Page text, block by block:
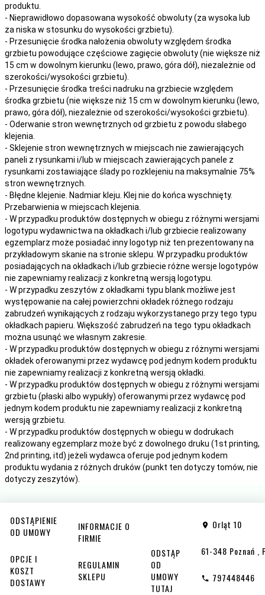
produktu.
- Nieprawidłowo dopasowana wysokość obwoluty (za wysoka lub
za niska w stosunku do wysokości grzbietu).
- Przesunięcie środka nałożenia obwoluty względem środka
grzbietu powodujące częściowe zagięcie obwoluty (nie większe niż
15 cm w dowolnym kierunku (lewo, prawo, góra dół), niezależnie od
szerokości/wysokości grzbietu).
- Przesunięcie środka treści nadruku na grzbiecie względem
środka grzbietu (nie większe niż 15 cm w dowolnym kierunku (lewo,
prawo, góra dół), niezależnie od szerokości/wysokości grzbietu).
- Oderwanie stron wewnętrznych od grzbietu z powodu słabego
klejenia.
- Sklejenie stron wewnętrznych w miejscach nie zawierających
paneli z rysunkami i/lub w miejscach zawierających panele z
rysunkami zostawiające ślady po rozklejeniu na maksymalnie 75%
stron wewnętrznych.
- Błędne klejenie. Nadmiar kleju. Klej nie do końca wyschnięty.
Przebarwienia w miejscach klejenia.
- W przypadku produktów dostępnych w obiegu z różnymi wersjami
logotypu wydawnictwa na okładkach i/lub grzbiecie realizowany
egzemplarz może posiadać inny logotyp niż ten prezentowany na
przykładowym skanie na stronie sklepu. W przypadku produktów
posiadających na okładkach i/lub grzbiecie różne wersje logotypów
nie zapewniamy realizacji z konkretną wersją logotypu.
- W przypadku zeszytów z okładkami typu blank możliwe jest
występowanie na całej powierzchni okładek różnego rodzaju
zabrudzeń wynikających z rodzaju wykorzystanego przy tego typu
okładkach papieru. Większość zabrudzeń na tego typu okładkach
można usunąć we własnym zakresie.
- W przypadku produktów dostępnych w obiegu z różnymi wersjami
okładek oferowanymi przez wydawcę pod jednym kodem produktu
nie zapewniamy realizacji z konkretną wersją okładki.
- W przypadku produktów dostępnych w obiegu z różnymi wersjami
grzbietu (płaski albo wypukły) oferowanymi przez wydawcę pod
jednym kodem produktu nie zapewniamy realizacji z konkretną
wersją grzbietu.
- W przypadku produktów dostępnych w obiegu w dodrukach
realizowany egzemplarz może być z dowolnego druku (1st printing,
2nd printing, itd) jeżeli wydawca oferuje pod jednym kodem
produktu wydania z różnych druków (punkt ten dotyczy tomów, nie
dotyczy zeszytów).
ODSTĄPIENIE
OD UMOWY
OPCJE I
KOSZT
DOSTAWY
INFORMACJE O
FIRMIE
REGULAMIN
SKLEPU
ODSTĄP
OD
UMOWY
TUTAJ
Orląt 10
61-348 Poznań
797448446